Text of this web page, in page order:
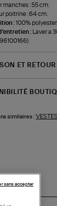
manches : 55 cm.
poitrine : 64 cm.
:100% polyester.
:
Laver a
ET RETOUR
similaires :
sans accepter